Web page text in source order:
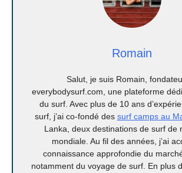
Romain
Salut, je suis Romain,
everybodysurf.com, une plateforme
du surf. Avec plus de 10 ans
surf, j’ai co-fondé des surf camps au
Lanka, deux destinations de surf de
mondiale. Au fil des années, j’ai
connaissance approfondie du
notamment du voyage de surf. En plus